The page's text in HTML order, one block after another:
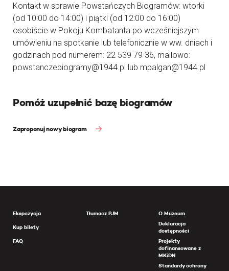
Kontakt w sprawie Powstańczych Biogramów: wtorki
(od 10:00 do 14:00) i piątki (od 12:00 do 16:00)
osobiście w Pokoju Kombatanta po wcześniejszym
umówieniu na spotkanie lub telefonicznie w ww. dniach i
godzinach pod numerem: 22 539 79 36, mailowo:
powstanczebiogramy@1944.pl lub mpalgan@1944.pl
Pomóż uzupełnić bazę biogramów
Zaproponuj nowy biogram
Ekspozycja
Kup bilety
FAQ
Tłumacz PJM
O Muzeum
Deklaracja
dostępności
Projekty
dofinansowane z
MKiDN
Standardy ochrony